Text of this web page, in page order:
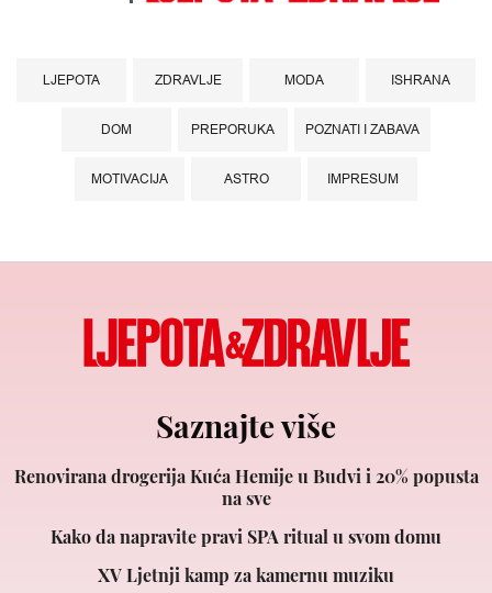
LJEPOTA ZDRAVLJE MODA ISHRANA
DOM PREPORUKA POZNATI I ZABAVA
MOTIVACIJA ASTRO IMPRESUM
Saznajte više
Renovirana drogerija Kuća Hemije u Budvi i 20% popusta
na sve
Kako da napravite pravi SPA ritual u svom domu
XV Ljetnji kamp za kamernu muziku